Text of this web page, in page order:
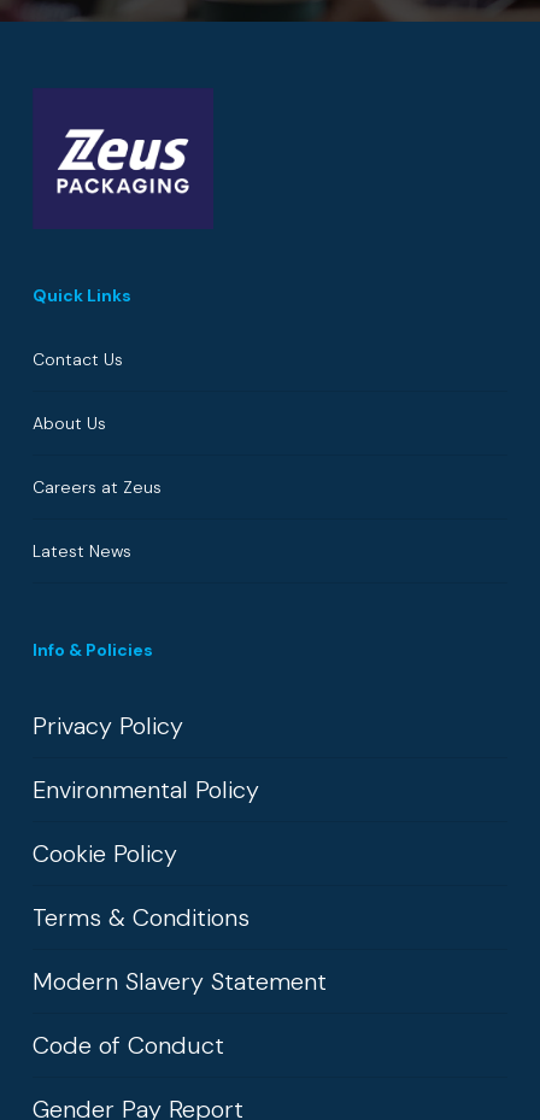
Quick Links
Contact Us
About Us
Careers at Zeus
Latest News
Info & Policies
Privacy Policy
Environmental Policy
Cookie Policy
Terms & Conditions
Modern Slavery Statement
Code of Conduct
Gender Pay Report